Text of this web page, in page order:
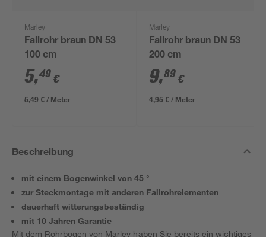
Marley
Fallrohr braun DN 53
100 cm
5,49 €
5,49 € / Meter
Marley
Fallrohr braun DN 53
200 cm
9,89 €
4,95 € / Meter
Beschreibung
mit einem Bogenwinkel von 45 °
zur Steckmontage mit anderen Fallrohrelementen
dauerhaft witterungsbeständig
mit 10 Jahren Garantie
Mit dem Rohrbogen von Marley haben Sie bereits ein wichtiges